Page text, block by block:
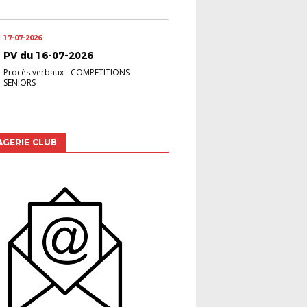
17-07-2026
PV du 16-07-2026
Procés verbaux- COMPETITIONS
SENIORS
CLUB